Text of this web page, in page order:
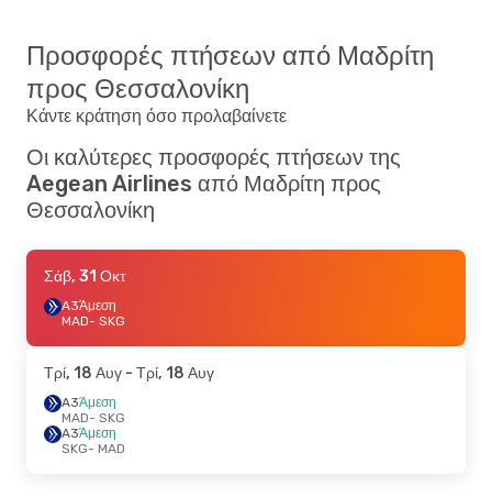
Προσφορές πτήσεων από Μαδρίτη
προς Θεσσαλονίκη
Κάντε κράτηση όσο προλαβαίνετε
Οι καλύτερες προσφορές πτήσεων της
Aegean Airlines από Μαδρίτη προς
Θεσσαλονίκη
Σάβ, 31 Οκτ
A3Άμεση
MAD- SKG
Τρί, 18 Αυγ - Τρί, 18 Αυγ
A3Άμεση
MAD- SKG
A3Άμεση
SKG- MAD